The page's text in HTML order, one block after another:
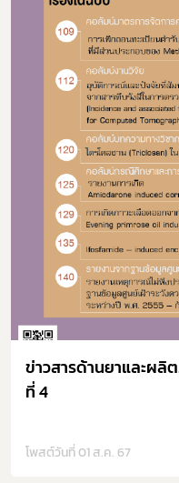
ข่าวสารด้านยาและผ
ที่ 4
โพสต์วันที่ 01 ส.ค. 67